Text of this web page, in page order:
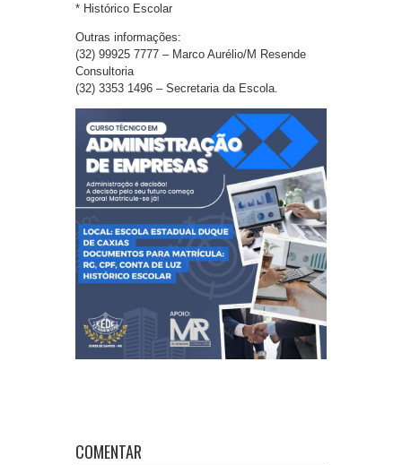
* Histórico Escolar
Outras informações:
(32) 99925 7777 – Marco Aurélio/M Resende
Consultoria
(32) 3353 1496 – Secretaria da Escola.
COMENTAR